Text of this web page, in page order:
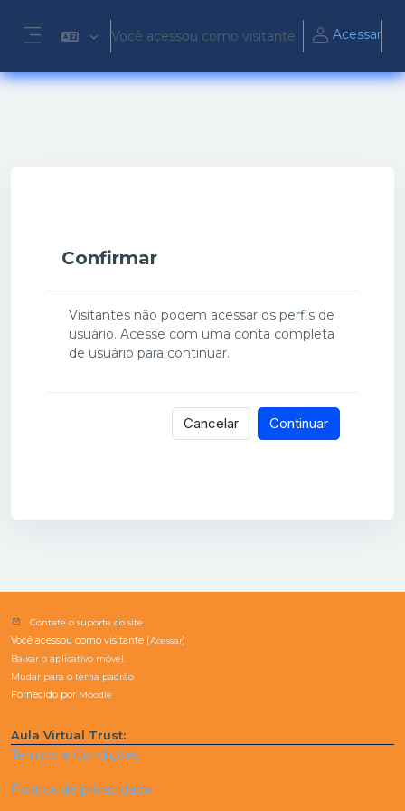
Painel lateral
Você acessou como visitante Acessar
Confirmar
Visitantes não podem acessar os perfis de
usuário. Acesse com uma conta completa
de usuário para continuar.
Cancelar Continuar
Contate o suporte do site
Você acessou como visitante (Acessar)
Baixar o aplicativo móvel.
Mudar para o tema padrão
Fornecido por Moodle
Aula Virtual Trust:
Termos e Condições
Política de privacidade